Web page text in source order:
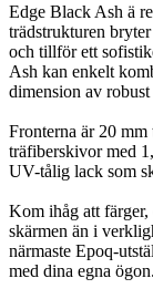
Edge Black Ash ä
trädstrukturen
och tillför ett
Ash kan enkelt
dimension av robust
Fronterna är 20 mm
träfiberskivor med
UV-tålig lack som
Kom ihåg att färger,
skärmen än i
närmaste Epoq-
med dina egna ögon.